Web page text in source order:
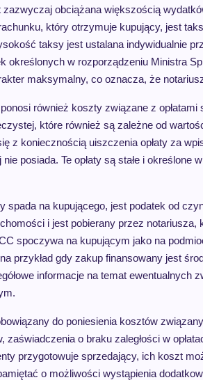
obciążana większością
który otrzymuje kupujący, jest
taksy jest ustalana indywidualnie
określonych w rozporządzeniu Ministra
maksymalny, co oznacza, że
również koszty związane z
które również są zależne od
z koniecznością uiszczenia opłaty za
posiada. Te opłaty są stałe i
spada na kupującego, jest podatek od
i jest pobierany przez notariusza,
spoczywa na kupującym jako na
przykład gdy zakup finansowany jest
informacje na temat ewentualnych
do poniesienia kosztów
zaświadczenia o braku zaległości w
przygotowuje sprzedający, ich koszt
o możliwości wystąpienia